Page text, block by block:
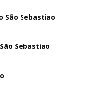
São Sebastiao
Sebastiao